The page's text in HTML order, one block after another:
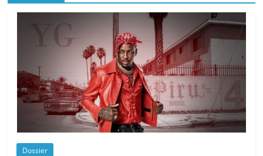
Dossier